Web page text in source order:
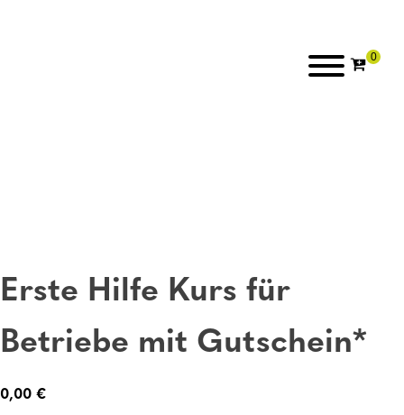
Erste Hilfe Kurs für
Betriebe mit Gutschein*
0,00 €